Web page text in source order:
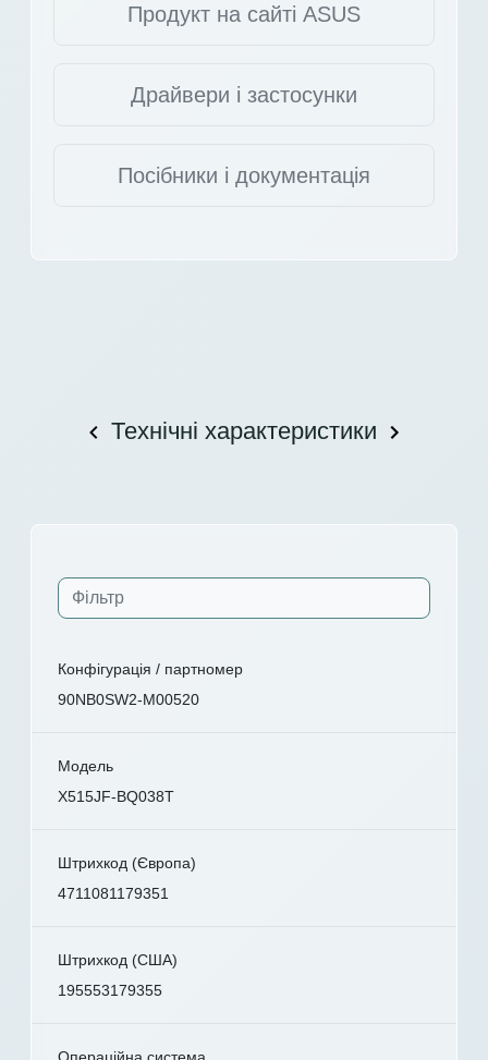
Продукт на сайті ASUS
Драйвери і застосунки
Посібники і документація
Технічні характеристики
Конфігурація / партномер
90NB0SW2-M00520
Модель
X515JF-BQ038T
Штрихкод (Європа)
4711081179351
Штрихкод (США)
195553179355
Операційна система